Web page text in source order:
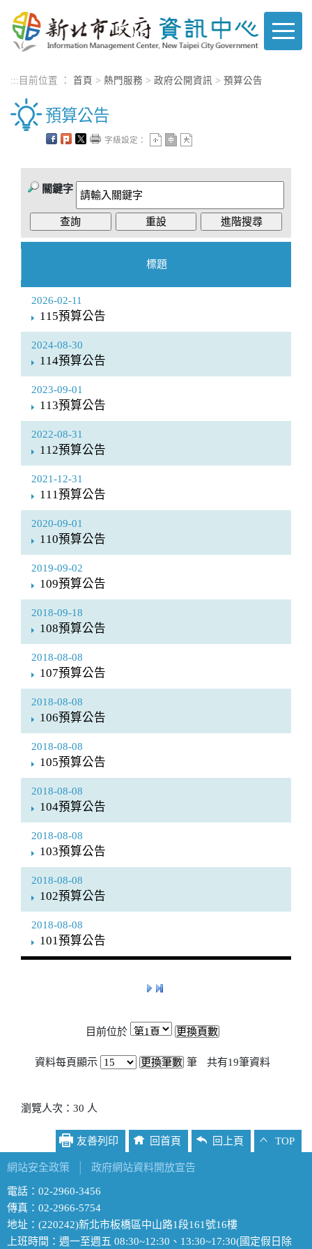
進入內容區塊
::: 目前位置 ： 首頁 > 熱門服務 > 政府公開資訊 > 預算公告
預算公告
字級設定：
關鍵字
標題
115預算公告
2026-02-11
114預算公告
2024-08-30
113預算公告
2023-09-01
112預算公告
2022-08-31
111預算公告
2021-12-31
110預算公告
2020-09-01
109預算公告
2019-09-02
108預算公告
2018-09-18
107預算公告
2018-08-08
106預算公告
2018-08-08
105預算公告
2018-08-08
104預算公告
2018-08-08
103預算公告
2018-08-08
102預算公告
2018-08-08
101預算公告
2018-08-08
目前位於
資料每頁顯示 筆 共有19筆資料
瀏覽人次：30 人
友善列印 回首頁 回上頁 TOP
網站安全政策 政府網站資料開放宣告
電話：02-2960-3456
傳真：02-2966-5754
地址：(220242)新北市板橋區中山路1段161號16樓
上班時間：週一至週五 08:30~12:30、13:30~17:30(國定假日除